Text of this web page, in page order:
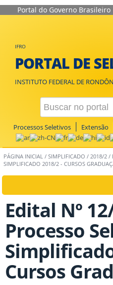
Portal do Governo Brasileiro
IFRO
PORTAL DE
INSTITUTO FEDERAL DE
Processos Seletivos Extensão
PÁGINA INICIAL / SIMPLIFICADO / 2018/2 /
SIMPLIFICADO 2018/2 - CURSOS
Edital Nº
Processo
Cursos